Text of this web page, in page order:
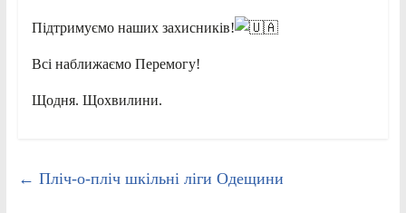
Підтримуємо наших захисників!
Всі наближаємо Перемогу!
Щодня. Щохвилини.
← Пліч-о-пліч шкільні ліги Одещини